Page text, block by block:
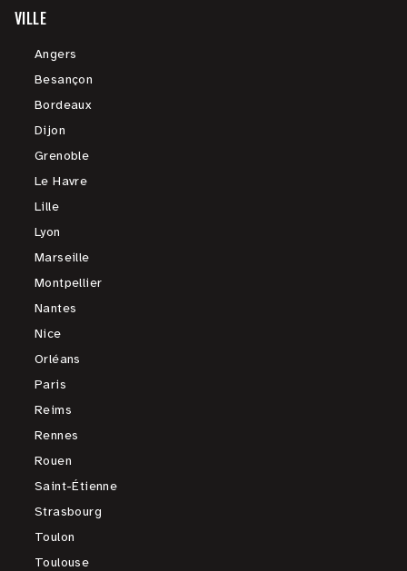
VILLE
Angers
Besançon
Bordeaux
Dijon
Grenoble
Le Havre
Lille
Lyon
Marseille
Montpellier
Nantes
Nice
Orléans
Paris
Reims
Rennes
Rouen
Saint-Étienne
Strasbourg
Toulon
Toulouse